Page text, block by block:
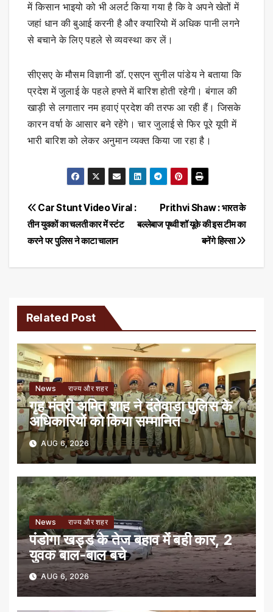
में किसान भाइयो को भी अलर्ट किया गया है कि वे अपने खेतों में
जहां धान की बुआई करनी है और क्यारियो में अधिक पानी लगने
से बचाने के लिए पहले से व्यवस्था कर लें।
सीएसए के मौसम विज्ञानी डॉ. एसएन सुनील पांडेय ने बताया कि
प्रदेश में जुलाई के पहले हफ्ते में बारिश होती रहेगी। बंगाल की
खाड़ी से लगातार नम हवाएं प्रदेश की तरफ आ रही हैं। जिसके
कारन वर्षा के आसार बने रहेंगे। चार जुलाई से फिर पूरे यूपी में
भारी बारिश को लेकर अनुमान व्यक्त किया जा रहा है।
Post
navigation
Prithvi Shaw : भारत के
बल्लेबाज पृथ्वी शॉ यूके की इस टीम का
बनेंगे हिस्सा
Car Stunt Video Viral :
तीन युवकों का चलती कार में स्टंट
करने पर पुलिस ने काटा चालान
Related Post
News राज्य और शहर
गृह मंत्री अमित शाह ने दंतेवाड़ा पुलिस के
अधिकारियों को किया सम्मानित
AUG 6, 2026
News राज्य और शहर
पंडोगा खड्ड के तेज बहाव में बही कार, 2
युवक बाल-बाल बचे
AUG 6, 2026